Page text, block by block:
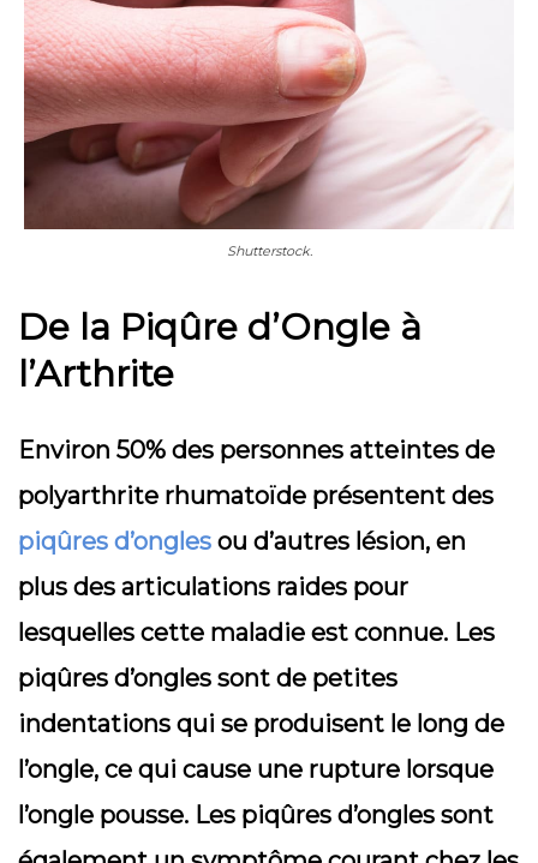
Shutterstock.
De la Piqûre d’Ongle à
l’Arthrite
Environ 50% des personnes atteintes de
polyarthrite rhumatoïde présentent des
piqûres d’ongles ou d’autres lésion, en
plus des articulations raides pour
lesquelles cette maladie est connue. Les
piqûres d’ongles sont de petites
indentations qui se produisent le long de
l’ongle, ce qui cause une rupture lorsque
l’ongle pousse. Les piqûres d’ongles sont